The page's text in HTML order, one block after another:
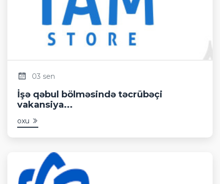
03 sen
İşə qəbul bölməsində təcrübəçi
vakansiya...
oxu